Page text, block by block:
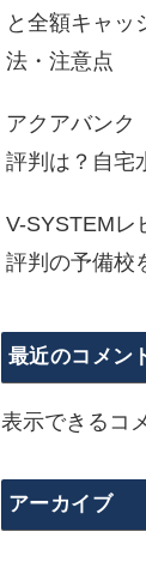
と全額キャッ
法・注意点
アクアバンク
評判は？自宅
V-SYSTEMレ
評判の予備校
最近のコメン
表示できるコ
アーカイブ